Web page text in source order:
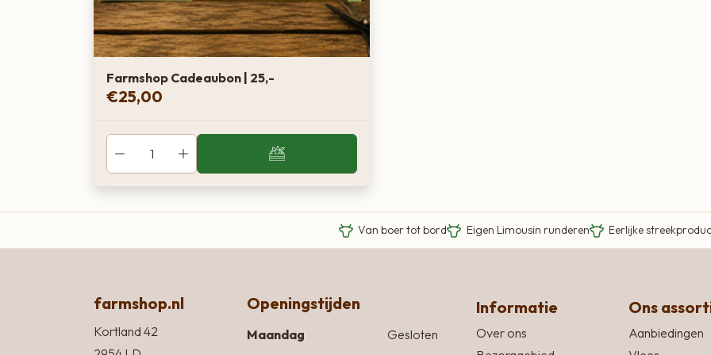
Farmshop Cadeaubon | 25,-
€25,00
Van boer tot bord Eigen Limousin runderen Eerlijke
farmshop.nl
Kortland 42
Openingstijden
Maandag
Gesloten
Informatie
Over ons
Ons
Aanbiedingen